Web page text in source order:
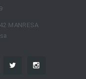
MANRESA